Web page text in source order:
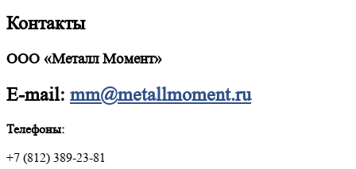
Контакты
ООО «Металл Момент»
E-mail: mm@metallmoment.ru
Телефоны:
+7 (812) 389-23-81